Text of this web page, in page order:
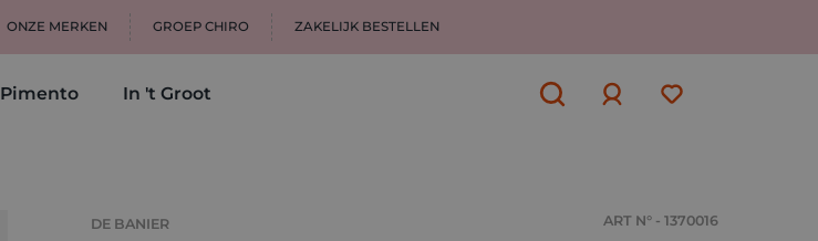
ONZE MERKEN GROEP CHIRO ZAKELIJK BESTELLEN
Pimento In 't Groot
DE BANIER ART N° - 1370016